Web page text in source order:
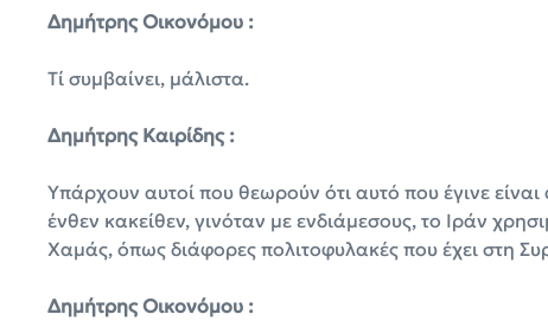
Δημήτρης Οικονόμου :
Τί συμβαίνει, μάλιστα.
Δημήτρης Καιρίδης :
Υπάρχουν αυτοί που θεωρούν ότι αυτό που έγινε
ένθεν κακείθεν, γινόταν με ενδιάμεσους, το Ιράν
Χαμάς, όπως διάφορες πολιτοφυλακές που έχει στη
Δημήτρης Οικονόμου :